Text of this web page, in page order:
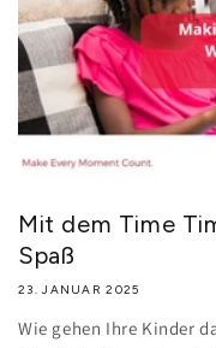
Mit dem Time
Spaß
23. JANUAR 2025
Wie gehen Ihre Kinder